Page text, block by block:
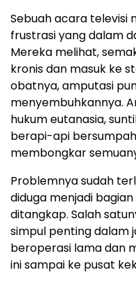
Sebuah acara televisi
frustrasi yang dalam
Mereka melihat,
kronis dan masuk ke
obatnya, amputasi
menyembuhkannya.
hukum eutanasia,
berapi-api bersumpah
membongkar
Problemnya sudah
diduga menjadi
ditangkap. Salah
simpul penting dalam
beroperasi lama dan
ini sampai ke pusat